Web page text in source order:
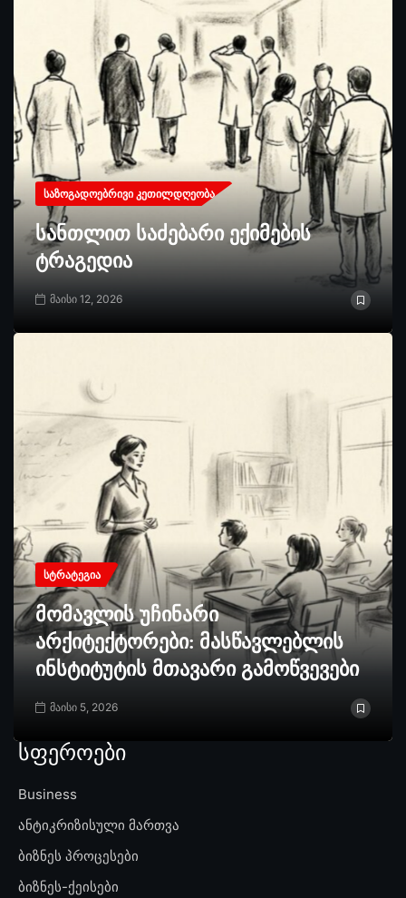
ᲡᲐᲖᲝᲒᲐᲓᲝᲔᲑᲠᲘᲕᲘ ᲙᲔᲗᲘᲚᲓᲦᲔᲝᲑᲐ
სანთლით საძებარი ექიმების
ტრაგედია
მაისი 12, 2026
ᲡᲢᲠᲐᲢᲔᲒᲘᲐ
მომავლის უჩინარი
არქიტექტორები: მასწავლებლის
ინსტიტუტის მთავარი გამოწვევები
მაისი 5, 2026
სფეროები
Business
ანტიკრიზისული მართვა
ბიზნეს პროცესები
ბიზნეს-ქეისები